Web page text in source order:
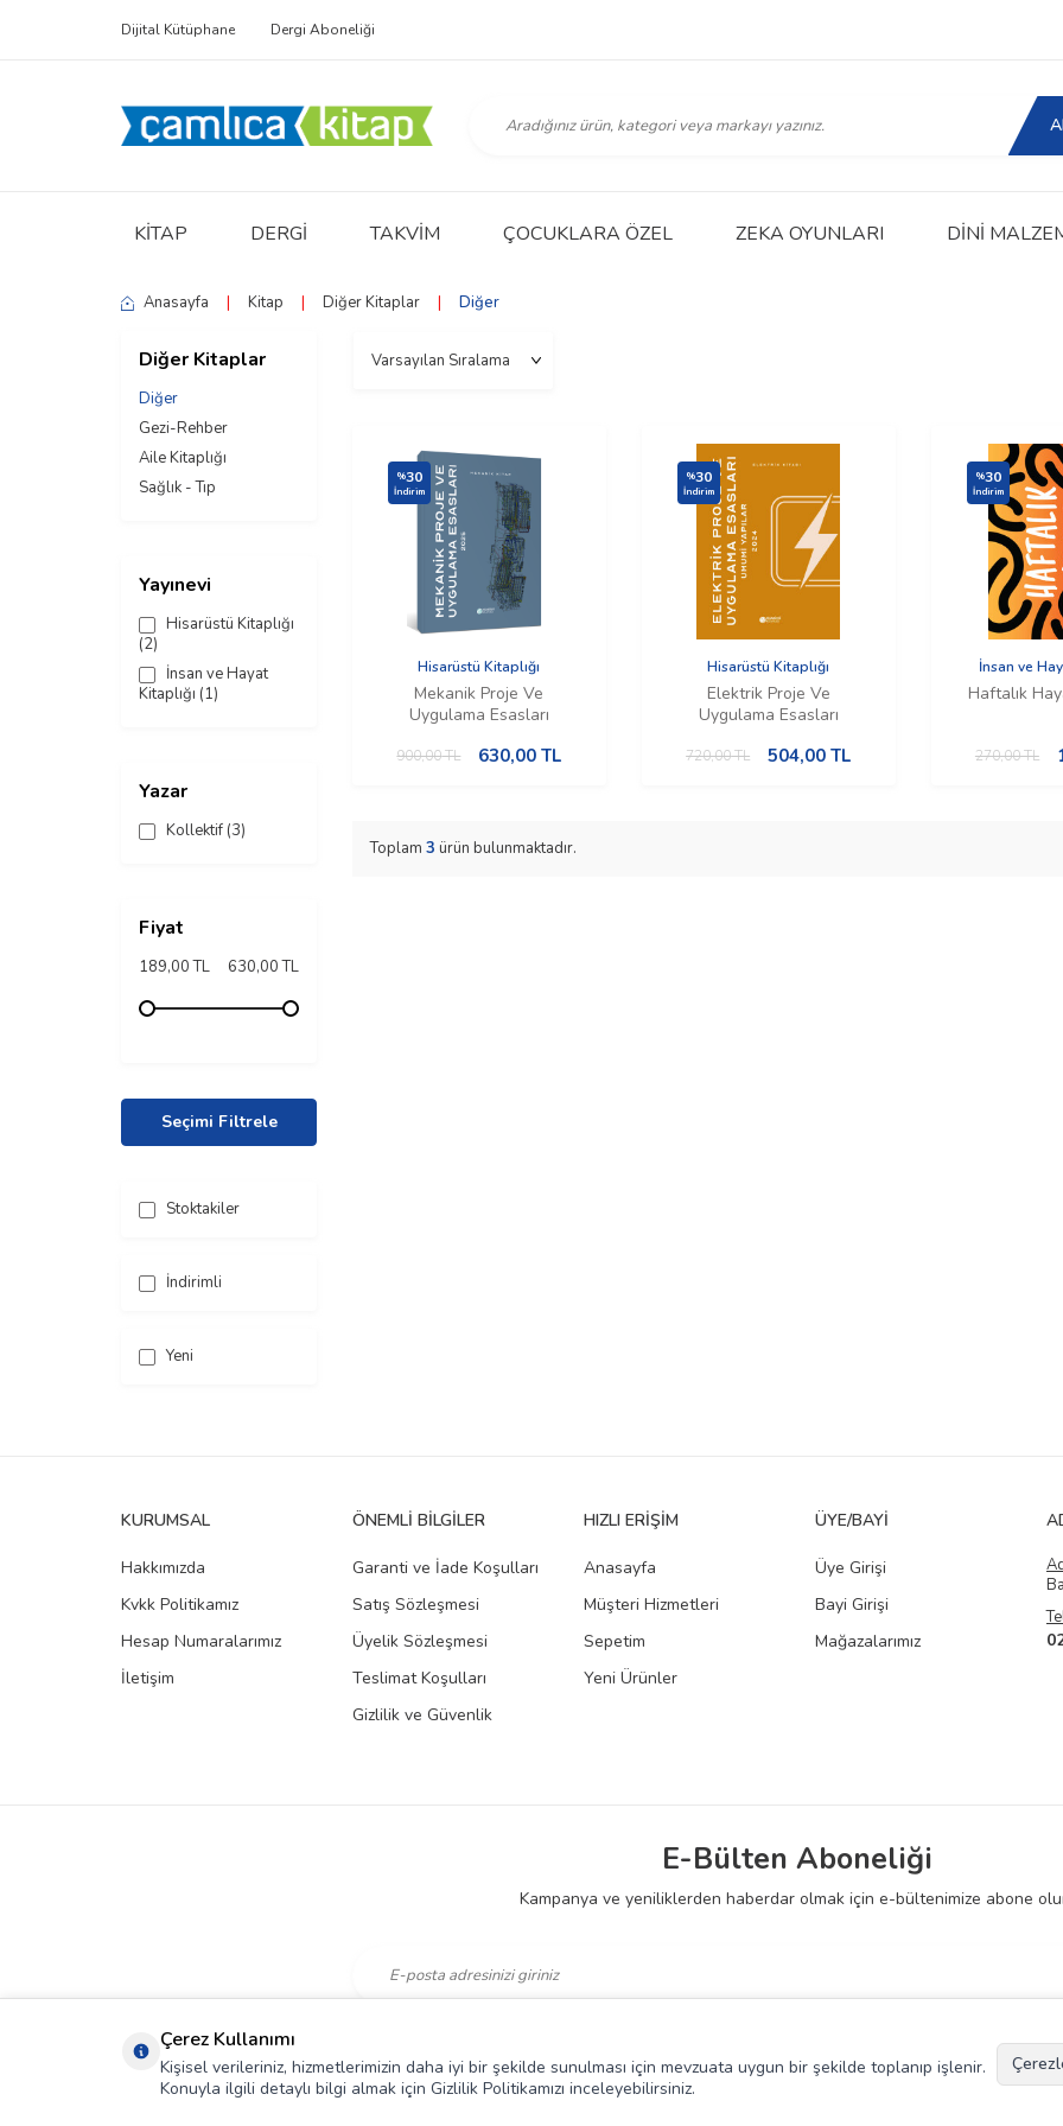
Dijital Kütüphane Dergi Aboneliği
KITAP DERGI TAKVIM ÇOCUKLARA ÖZEL ZEKA OYUNLARI DINI
Anasayfa | Kitap | Diğer Kitaplar | Diğer
Diğer Kitaplar
Diğer
Gezi-Rehber
Aile Kitaplığı
Sağlık - Tıp
Yayınevi
Hisarüstü Kitaplığı
(2)
İnsan ve Hayat
Kitaplığı (1)
Yazar
Kollektif (3)
Fiyat
189,00 TL 630,00 TL
Seçimi Filtrele
Stoktakiler
İndirimli
Yeni
%30
İndirim
Hisarüstü Kitaplığı
Mekanik Proje Ve
Uygulama Esasları
900,00TL 630,00 TL
%30
İndirim
Hisarüstü Kitaplığı
Elektrik Proje Ve
Uygulama Esasları
720,00TL 504,00 TL
%30
İndirim
İnsan ve
Haftalık
270,00TL
Toplam 3 ürün bulunmaktadır.
KURUMSAL
Hakkımızda
Kvkk Politikamız
Hesap Numaralarımız
İletişim
ÖNEMLI BILGILER
Garanti ve İade Koşulları
Satış Sözleşmesi
Üyelik Sözleşmesi
Teslimat Koşulları
Gizlilik ve Güvenlik
HIZLI ERIŞIM
Anasayfa
Müşteri Hizmetleri
Sepetim
Yeni Ürünler
ÜYE/BAYI
Üye Girişi
Bayi Girişi
Mağazalarımız
E-Bülten Aboneliği
Kampanya ve yeniliklerden haberdar olmak için e-bültenimize abone
Çerez Kullanımı
Kişisel verileriniz, hizmetlerimizin daha iyi bir şekilde sunulması için mevzuata uygun bir şekilde toplanıp işlenir.
Konuyla ilgili detaylı bilgi almak için Gizlilik Politikamızı inceleyebilirsiniz.